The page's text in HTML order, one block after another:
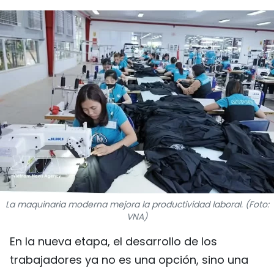
DEPORTES
VIAJES
PUENTE DE AMISTAD
HISTORIAS MULTIMEDIA
FOTOGRAFÍA
¿QUIÉNES SOMOS?
TIẾNG VIỆT
ENGLISH
La maquinaria moderna mejora la productividad laboral. (Foto:
VNA)
En la nueva etapa, el desarrollo de los
trabajadores ya no es una opción, sino una